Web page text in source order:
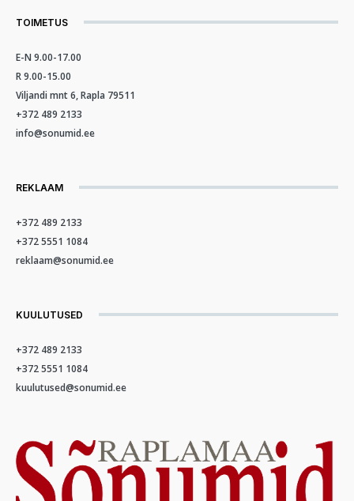
TOIMETUS
E-N 9.00-17.00
R 9.00-15.00
Viljandi mnt 6, Rapla 79511
+372 489 2133
info@sonumid.ee
REKLAAM
+372 489 2133
+372 5551 1084
reklaam@sonumid.ee
KUULUTUSED
+372 489 2133
+372 5551 1084
kuulutused@sonumid.ee